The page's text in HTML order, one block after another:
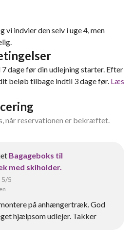
vi indvier den selv i uge 4, men
dage før din udlejning starter. Efter
beløb tilbage indtil 3 dage før. Læs
når reservationen er bekræftet.
Bagageboks til
med skiholder.
5/5
på anhængertræk. God
hjælpsom udlejer. Takker